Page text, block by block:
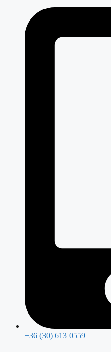
+36 (30) 613 0559